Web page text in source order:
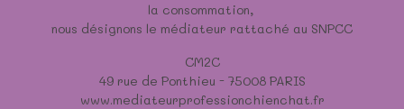
la consommation,
nous désignons le médiateur rattaché au SNPCC
CM2C
49 rue de Ponthieu - 75008 PARIS
www.mediateurprofessionchienchat.fr